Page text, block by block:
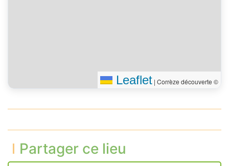
Leaflet | Corrèze découverte ©
Partager ce lieu